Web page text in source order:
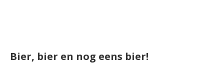
Bier, bier en nog eens bier!